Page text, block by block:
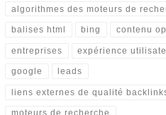
algorithmes des moteurs de
balises html bing contenu
entreprises expérience
google leads
liens externes de qualité